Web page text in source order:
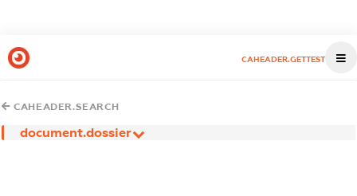
CAHEADER.GETTEST
CAHEADER.SEARCH
document.dossier